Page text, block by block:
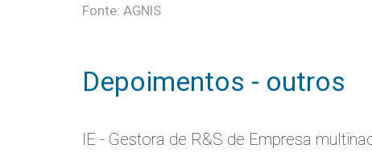
Fonte: AGNIS
Depoimentos - outros
IE - Gestora de R&S de Empresa